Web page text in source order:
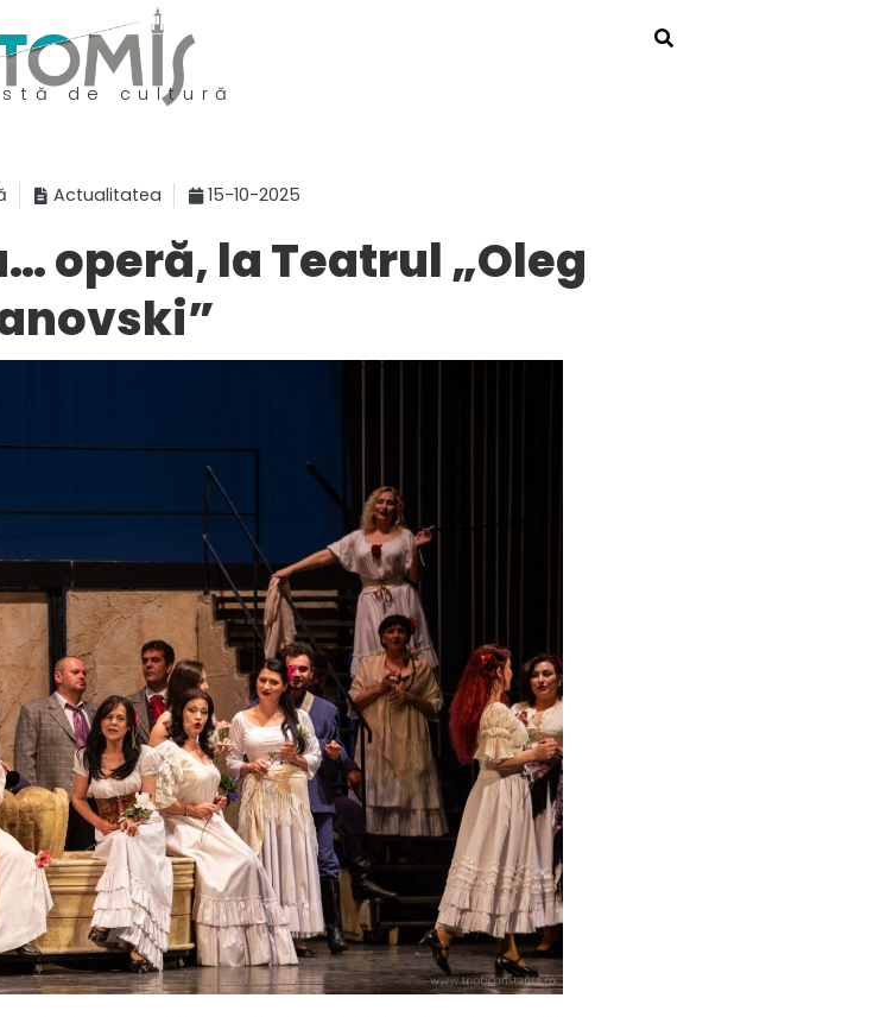
de cultură
Actualitatea 15-10-2025
operă, la Teatrul „Oleg